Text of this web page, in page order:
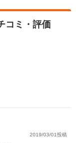
コミ・評価
2019/03/01投稿